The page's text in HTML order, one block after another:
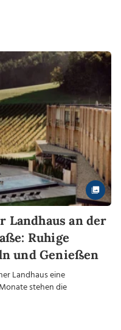
Landhaus an der
Ruhige
und Genießen
Landhaus eine
stehen die